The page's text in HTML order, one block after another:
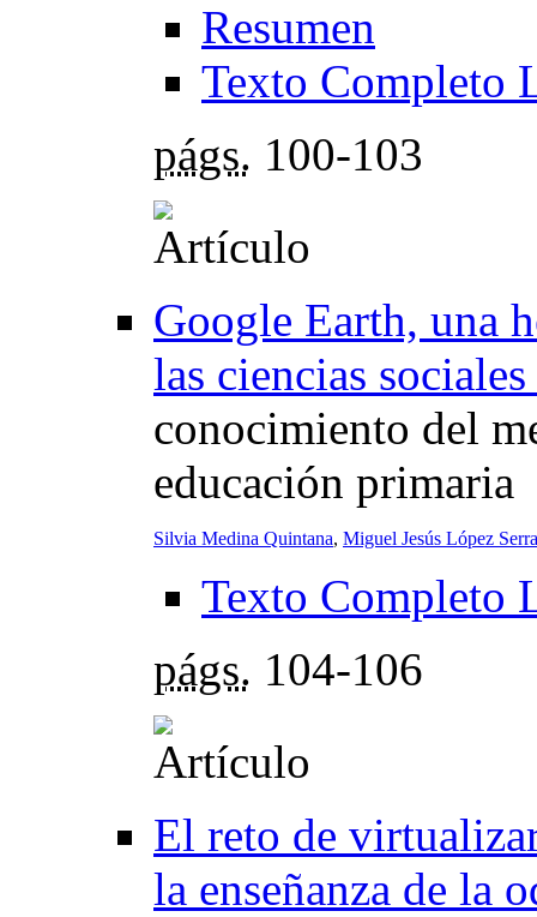
Resumen
Texto Completo
págs. 100-103
Google Earth, una
las ciencias
conocimiento del
educación primaria
Silvia Medina Quintana, Miguel Jesús López
Texto Completo
págs. 104-106
El reto de
la enseñanza de la